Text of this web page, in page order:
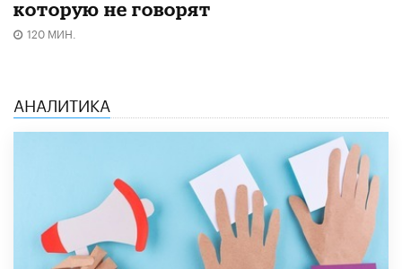
которую не говорят
120 МИН.
АНАЛИТИКА